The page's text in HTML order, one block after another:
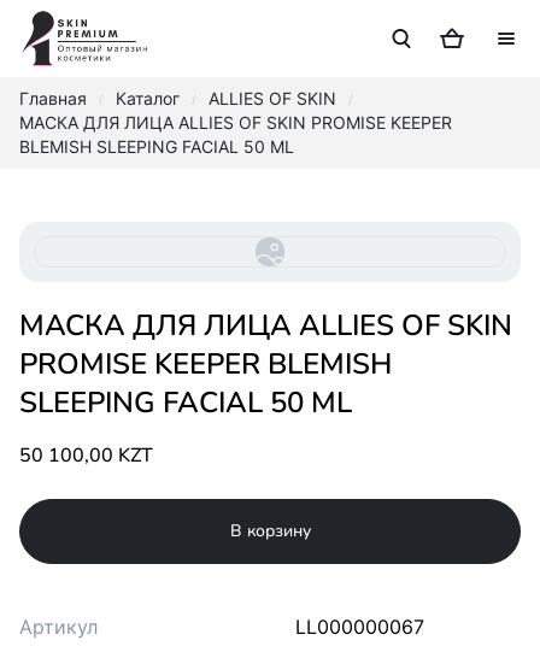
Главная / Каталог / ALLIES OF SKIN /
МАСКА ДЛЯ ЛИЦА ALLIES OF SKIN PROMISE KEEPER
BLEMISH SLEEPING FACIAL 50 ML
МАСКА ДЛЯ ЛИЦА ALLIES OF SKIN
PROMISE KEEPER BLEMISH
SLEEPING FACIAL 50 ML
50 100,00 KZT
В корзину
Артикул
LL000000067